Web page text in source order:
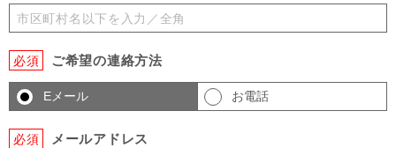
必須 ご希望の連絡方法
Eメール お電話
必須 メールアドレス